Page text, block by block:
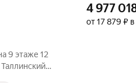
9 этаже 12
4 977
от 17 879 ₽